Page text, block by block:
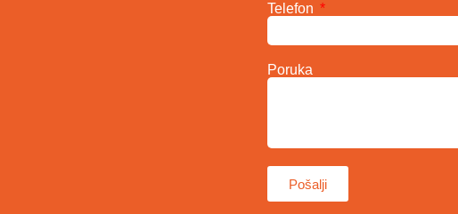
Telefon
Poruka
Pošalji